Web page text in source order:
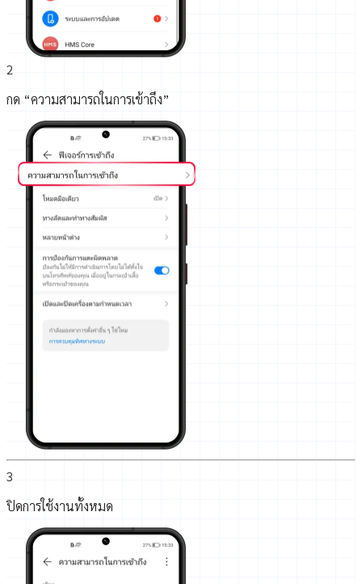
2
กด “ความสามารถในการเข้าถึง”
3
ปิดการใช้งานทั้งหมด